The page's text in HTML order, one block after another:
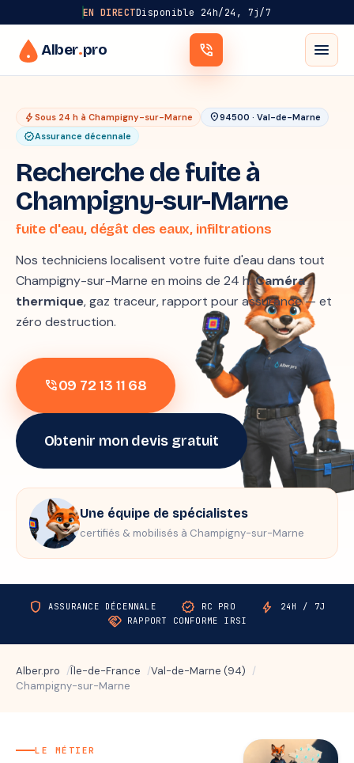
EN DIRECTDisponible 24h/24, 7j/7
Alber.pro phone_in_talk menu
bolt Sous 24 h à Champigny-sur-Marne location_on94500 · Val-de-Marne
verifiedAssurance décennale
Recherche de fuite à
Champigny-sur-Marne
fuite d'eau, dégât des eaux, infiltrations
Nos techniciens localisent votre fuite d'eau dans tout
Champigny-sur-Marne en moins de 24 h.Caméra
thermique, gaz traceur, rapport pour assurance — et
zéro destruction.
phone_in_talk09 72 13 11 68
Obtenir mon devis gratuit
Une équipe de spécialistes
certifiés & mobilisés à Champigny-sur-Marne
shield ASSURANCE DÉCENNALE verified RC PRO bolt 24H / 7J
handshakeRAPPORT CONFORME IRSI
Alber.pro Île-de-France
Val-de-Marne (94)
Champigny-sur-Marne
LE MÉTIER